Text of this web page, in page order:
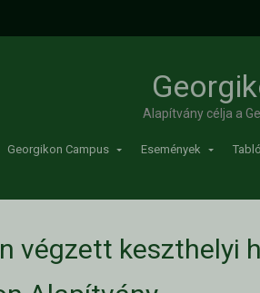
Alapítvány célja a
Georgikon Campus Események
végzett keszthelyi